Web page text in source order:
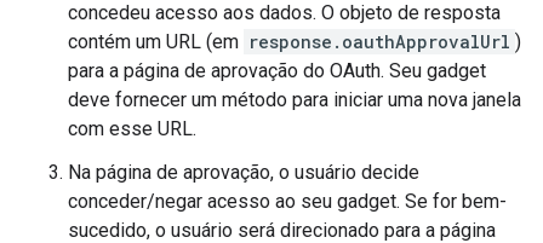
concedeu acesso aos dados. O objeto de resposta
contém um URL (em response.oauthApprovalUrl )
para a página de aprovação do OAuth. Seu gadget
deve fornecer um método para iniciar uma nova janela
com esse URL.
Na página de aprovação, o usuário decide
conceder/negar acesso ao seu gadget. Se for bem-
sucedido, o usuário será direcionado para a página